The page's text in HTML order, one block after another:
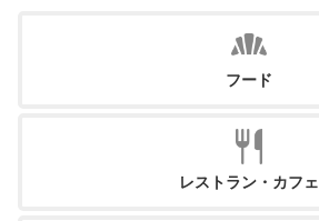
フード
レストラン・カフェ